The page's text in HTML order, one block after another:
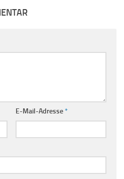
E-Mail-Adresse*